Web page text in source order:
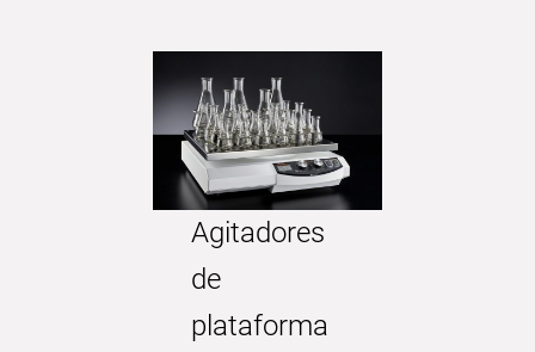
Agitadores
de
plataforma